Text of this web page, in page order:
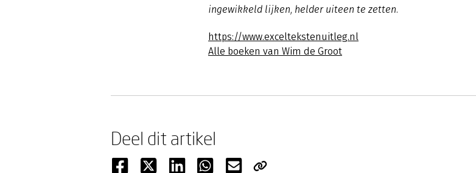
ingewikkeld lijken, helder uiteen te zetten.
https://www.exceltekstenuitleg.nl
Alle boeken van Wim de Groot
Deel dit artikel